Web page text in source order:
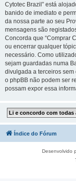
Cytotec Brazil” está
banido de imediato e
da nossa parte ao seu
mensagens são
Concorda que “Comprar
ou encerrar qualquer
necessário. Como
sejam guardadas numa
divulgada a terceiros sem
o phpBB não podem ser
possam expor essa
Índice do Fórum
Desenvolvido